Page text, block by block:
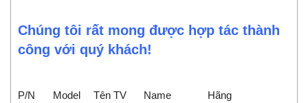
Chúng tôi rất mong được hợp tác thành
công với quý khách!
P/N Model Tên TV Name Hãng